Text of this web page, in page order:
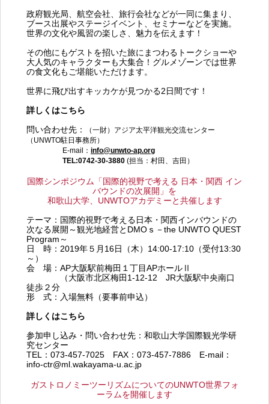
政府観光局、航空会社、旅行会社などが一同に集まり、
ブース出展やステージイベント、セミナーなどを実施。
世界の文化や風習の楽しさ、魅力を伝えます！
その他にもゲストを招いた旅にまつわるトークショーや
大人気のキャラクターも大集合！グルメゾーンでは世界
の食文化もご堪能いただけます。
世界に飛び出すキッカケが見つかる2日間です！
詳しくはこちら
問い合わせ先：
（一財）アジア太平洋観光交流センター
（UNWTO駐日事務所）
E-mail： info@unwto-ap.org
TEL:0742-30-3880 (担当：村田、吉田）
国際シンポジウム「国際的視野で考える 日本・関西 イン
バウンドの次展開」を
和歌山大学、UNWTOアカデミーと共催します
テーマ：国際的視野で考える日本・関西インバウンドの
次なる展開～観光地経営とDMOｓ－the UNWTO QUEST
Program～
日 時：2019年５月16日（木）14:00-17:10（受付13:30
～）
会 場：AP大阪駅前梅田１丁目APホールⅡ
（大阪市北区梅田1-12-12 JR大阪駅中央南口
徒歩２分
形 式：入場無料（要事前申込）
詳しくはこちら
参加申し込み・問い合わせ先：和歌山大学国際観光学研
究センター
TEL：073-457-7025 FAX：073-457-7886 E-mail：
info-ctr@ml.wakayama-u.ac.jp
ガストロノミーツーリズムについてのUNWTO世界フォ
ーラムを開催します